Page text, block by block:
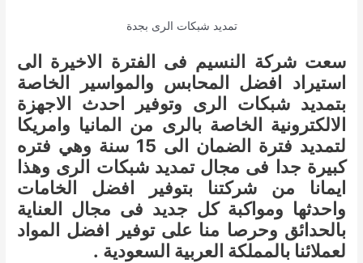
تمديد شبكات الرى بجدة
سعت شركة النسيم فى الفترة الاخيرة الى
استيراد افضل المحابس والمواسير الخاصة
بتمديد شبكات الرى وتوفير احدث الاجهزة
الالكترونية الخاصة بالرى من المانيا وامريكا
لتمديد فترة الضمان الى 15 سنة وهي فتره
كبيرة جدا فى مجال تمديد شبكات الرى وهذا
ايمانا من شركتنا بتوفير افضل الخامات
واحدثها ومواكبة كل جديد فى مجال العناية
بالحدائق وحرصا منا على توفير افضل المواد
لعملائنا بالمملكة العربية السعودية .